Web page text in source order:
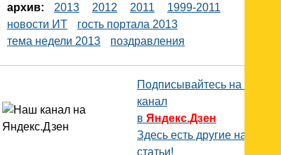
архив: 2013 2012 2011
1999-2011
новости ИТ
гость портала 2013
тема недели 2013
поздравления
Подписывайтесь на наш
канал
в Яндекс.Дзен
Здесь есть другие наши
статьи!